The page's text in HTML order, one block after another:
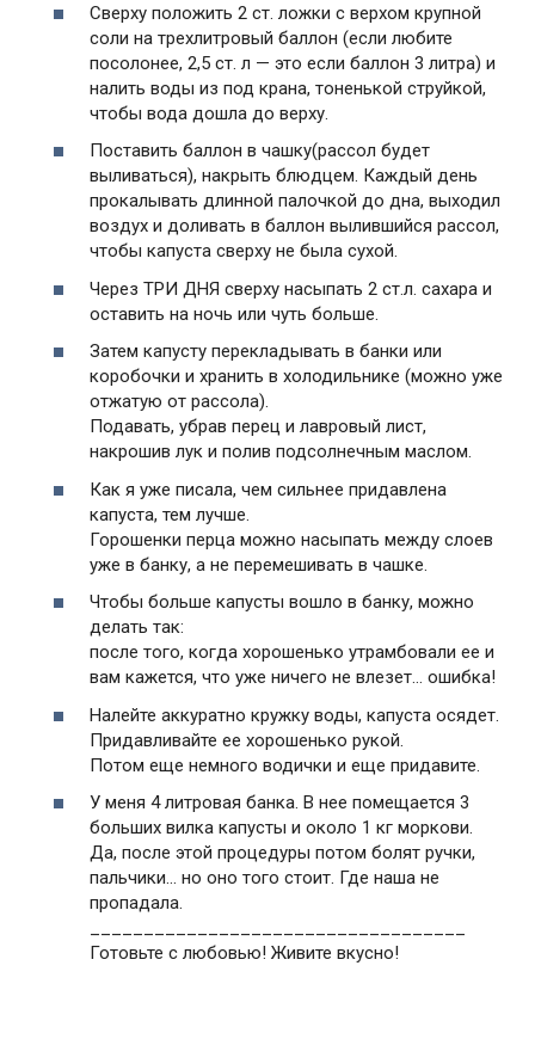
Сверху положить 2 ст. ложки с верхом крупной
соли на трехлитровый баллон (если любите
посолонее, 2,5 ст. л — это если баллон 3 литра) и
налить воды из под крана, тоненькой струйкой,
чтобы вода дошла до верху.
Поставить баллон в чашку(рассол будет
выливаться), накрыть блюдцем. Каждый день
прокалывать длинной палочкой до дна, выходил
воздух и доливать в баллон вылившийся рассол,
чтобы капуста сверху не была сухой.
Через ТРИ ДНЯ сверху насыпать 2 ст.л. сахара и
оставить на ночь или чуть больше.
Затем капусту перекладывать в банки или
коробочки и хранить в холодильнике (можно уже
отжатую от рассола).
Подавать, убрав перец и лавровый лист,
накрошив лук и полив подсолнечным маслом.
Как я уже писала, чем сильнее придавлена
капуста, тем лучше.
Горошенки перца можно насыпать между слоев
уже в банку, а не перемешивать в чашке.
Чтобы больше капусты вошло в банку, можно
делать так:
после того, когда хорошенько утрамбовали ее и
вам кажется, что уже ничего не влезет… ошибка!
Налейте аккуратно кружку воды, капуста осядет.
Придавливайте ее хорошенько рукой.
Потом еще немного водички и еще придавите.
У меня 4 литровая банка. В нее помещается 3
больших вилка капусты и около 1 кг моркови.
Да, после этой процедуры потом болят ручки,
пальчики… но оно того стоит. Где наша не
пропадала.
Готовьте с любовью! Живите вкусно!